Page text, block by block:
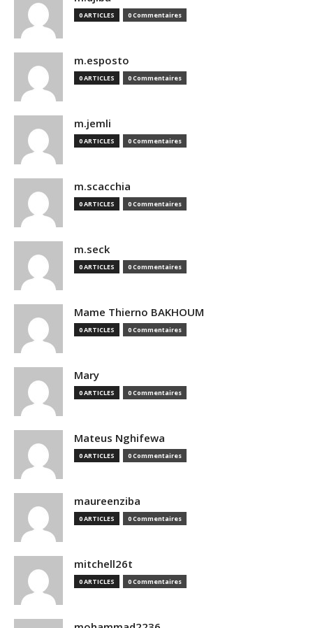
0 ARTICLES 0 Commentaires
m.esposto
0 ARTICLES 0 Commentaires
m.jemli
0 ARTICLES 0 Commentaires
m.scacchia
0 ARTICLES 0 Commentaires
m.seck
0 ARTICLES 0 Commentaires
Mame Thierno BAKHOUM
0 ARTICLES 0 Commentaires
Mary
0 ARTICLES 0 Commentaires
Mateus Nghifewa
0 ARTICLES 0 Commentaires
maureenziba
0 ARTICLES 0 Commentaires
mitchell26t
0 ARTICLES 0 Commentaires